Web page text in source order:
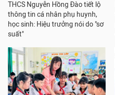
THCS Nguyễn Hồng Đào tiết lộ
thông tin cá nhân phụ huynh,
học sinh: Hiệu trưởng nói do "sơ
suất"